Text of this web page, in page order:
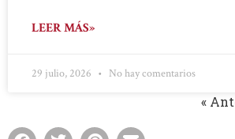
LEER MÁS»
29 julio, 2026 No hay comentarios
«